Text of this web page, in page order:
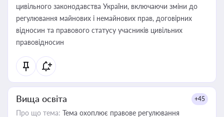
цивільного законодавства України, включаючи зміни до
регулювання майнових і немайнових прав, договірних
відносин та правового статусу учасників цивільних
правовідносин
Вища освіта +45
Про що тема: Тема охоплює правове регулювання